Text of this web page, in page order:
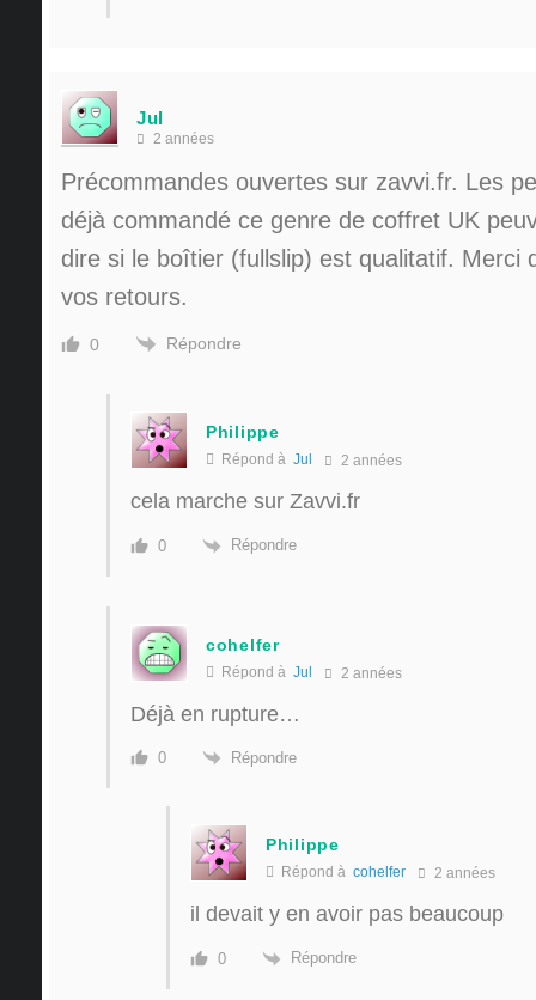
Jul
2 années
Précommandes ouvertes sur zavvi.fr. Les
déjà commandé ce genre de coffret UK
dire si le boîtier (fullslip) est qualitatif. Merci
vos retours.
0 Répondre
Philippe
Répond à Jul 2 années
cela marche sur Zavvi.fr
0 Répondre
cohelfer
Répond à Jul 2 années
Déjà en rupture…
0 Répondre
Philippe
Répond à cohelfer 2 années
il devait y en avoir pas beaucoup
0 Répondre